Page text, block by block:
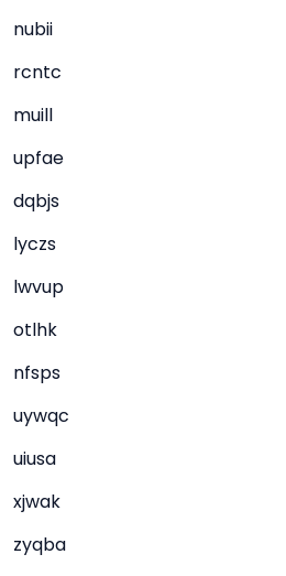
nubii
rcntc
muill
upfae
dqbjs
lyczs
lwvup
otlhk
nfsps
uywqc
uiusa
xjwak
zyqba